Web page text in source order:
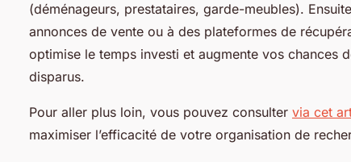
(déménageurs, prestataires, garde-meubles).
annonces de vente ou à des plateformes de
optimise le temps investi et augmente vos chances
disparus.
Pour aller plus loin, vous pouvez consulter via cet
maximiser l’efficacité de votre organisation de